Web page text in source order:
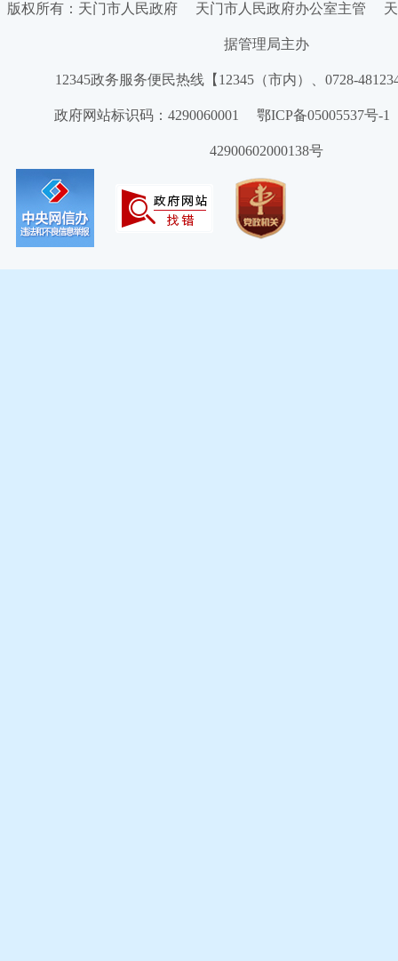
版权所有：天门市人民政府 天门市人民政府办公室主管 天
据管理局主办
12345政务服务便民热线【12345（市内）、0728-
政府网站标识码：4290060001 鄂ICP备05005537号
42900602000138号